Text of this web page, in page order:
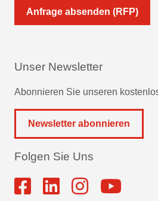
Anfrage absenden (RFP)
Unser Newsletter
Abonnieren Sie unseren
Newsletter abonnieren
Folgen Sie Uns